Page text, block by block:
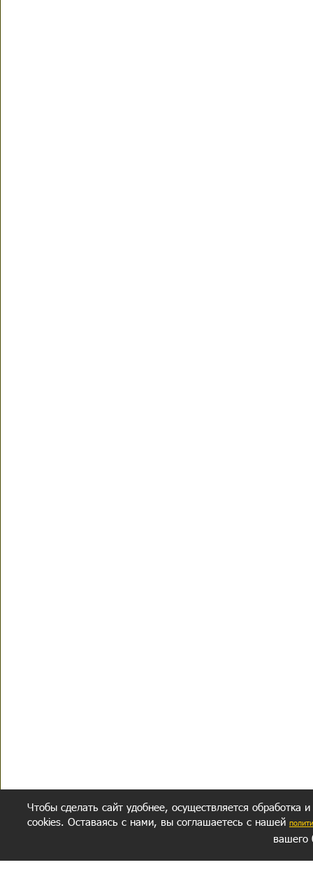
Чтобы сделать сайт удобнее, осуществляется обработка
cookies. Оставаясь с нами, вы соглашаетесь с нашей
вашего